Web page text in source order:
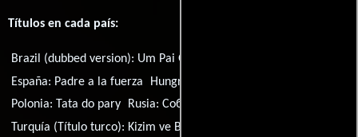
Títulos en cada país:
Brazil (dubbed version): Um Pai Quase Perfeito
España: Padre a la fuerza Hungría:
Polonia: Tata do pary Rusia: Соблазнитель
Turquía (Título turco): Kizim ve Ben